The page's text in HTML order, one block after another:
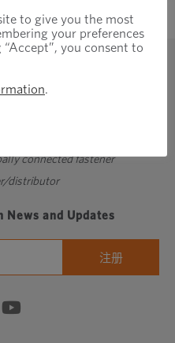
connected fastener
distributor
News and Updates
to give you the most
your preferences
you consent to
.